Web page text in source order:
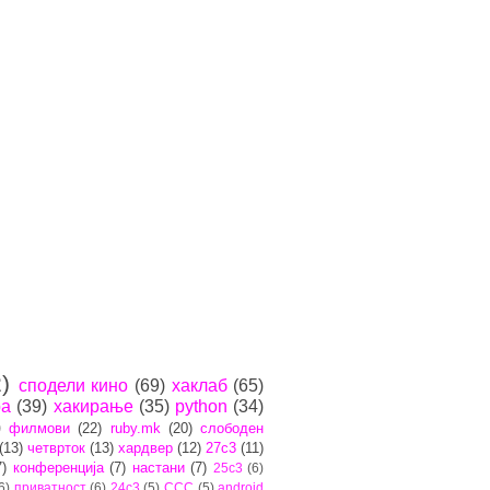
сподели кино (69) хаклаб (65)
(39) хакирање (35) python (34)
филмови (22) ruby.mk (20) слободен
четврток (13) хардвер (12) 27c3 (11)
конференција (7) настани (7) 25c3 (6)
приватност (6) 24c3 (5) CCC (5) android